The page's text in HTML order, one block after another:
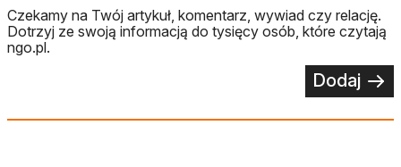
Czekamy na Twój artykuł, komentarz, wywiad czy relację.
Dotrzyj ze swoją informacją do tysięcy osób, które czytają
ngo.pl.
Dodaj